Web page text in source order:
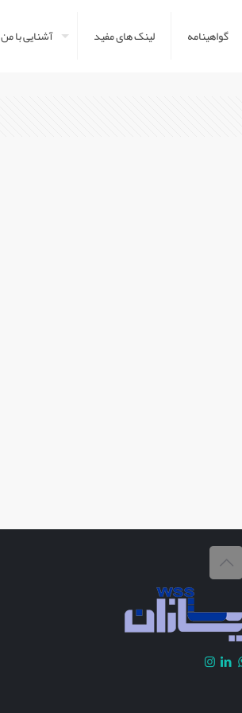
گواهینامه لینک های مفید آشنایی با من